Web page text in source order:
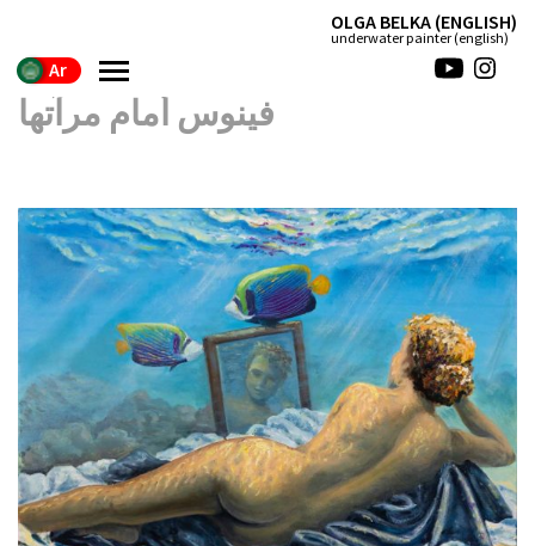
(ENGLISH) OLGA BELKA
(english) underwater painter
Ar
فينوس أمام مرآتها